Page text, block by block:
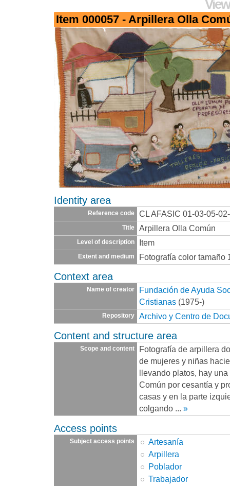
Item 000057 - Arpillera Olla
Identity area
Reference code CL AFASIC 01-03-05-
Title Arpillera Olla Común
Level of description Item
Extent and medium Fotografía color tamaño
Context area
Name of creator
Fundación de Ayuda
Cristianas (1975-)
Repository Archivo y Centro de
Content and structure area
Scope and content
Fotografía de arpillera
de mujeres y niñas
llevando platos, hay
Común por cesantía y
casas y en la parte
colgando ... »
Access points
Subject access points
Artesanía
Arpillera
Poblador
Trabajador